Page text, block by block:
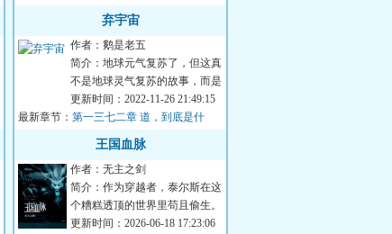
弃宇宙
作者：鹅是老五
简介：地球元气复苏了，但这真
不是地球灵气复苏的故事，而是
一个流浪宇宙的故事。...
更新时间：2022-11-26 21:49:15
最新章节： 第一三七二章 道，到底是什
王国血脉
作者：无主之剑
简介：作为穿越者，泰尔斯在这
个糟糕透顶的世界里苟且偷生。
直到某天，他被认作是某个大人
更新时间：2026-06-18 17:23:06